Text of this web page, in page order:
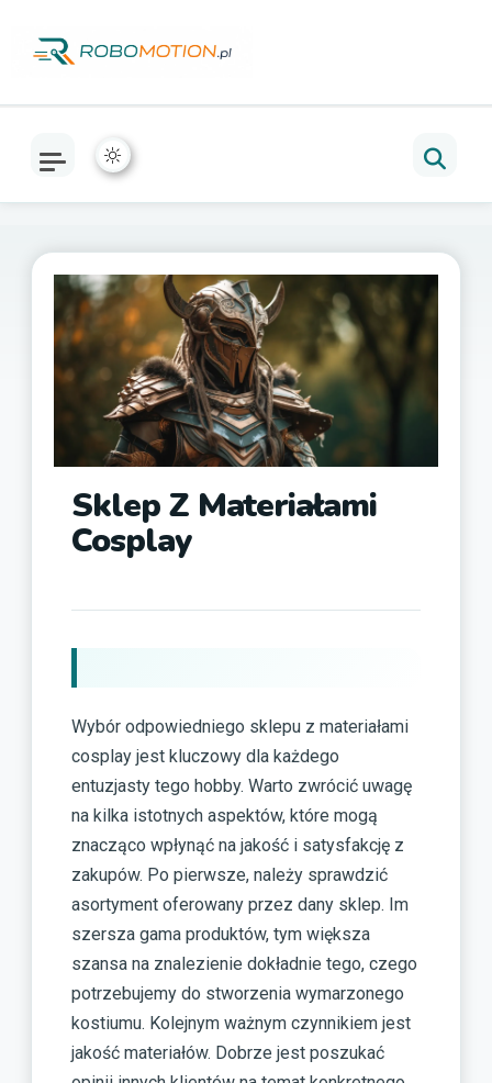
Sklep Z Materiałami
Cosplay
Wybór odpowiedniego sklepu z materiałami
cosplay jest kluczowy dla każdego
entuzjasty tego hobby. Warto zwrócić uwagę
na kilka istotnych aspektów, które mogą
znacząco wpłynąć na jakość i satysfakcję z
zakupów. Po pierwsze, należy sprawdzić
asortyment oferowany przez dany sklep. Im
szersza gama produktów, tym większa
szansa na znalezienie dokładnie tego, czego
potrzebujemy do stworzenia wymarzonego
kostiumu. Kolejnym ważnym czynnikiem jest
jakość materiałów. Dobrze jest poszukać